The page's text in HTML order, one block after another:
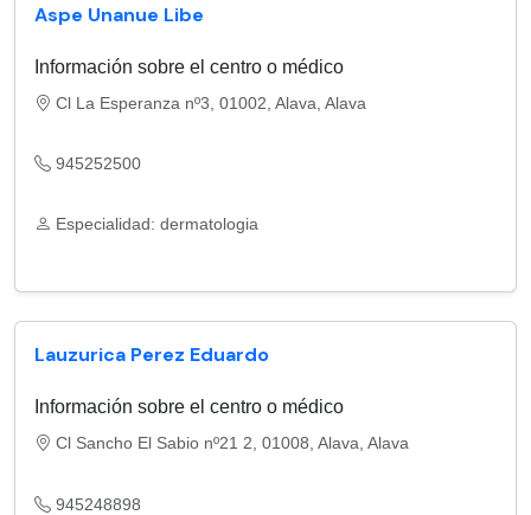
Aspe Unanue Libe
Información sobre el centro o médico
Cl La Esperanza nº3, 01002, Alava, Alava
945252500
Especialidad: dermatologia
Lauzurica Perez Eduardo
Información sobre el centro o médico
Cl Sancho El Sabio nº21 2, 01008, Alava, Alava
945248898